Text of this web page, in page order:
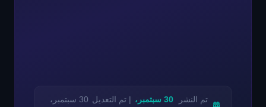
تم النشر
30 سبتمبر،
| تم التعديل
30 سبتمبر،